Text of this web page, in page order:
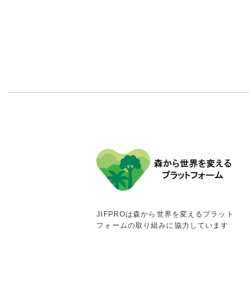
JIFPROは森から世界を変えるプラット
フォームの取り組みに協力しています